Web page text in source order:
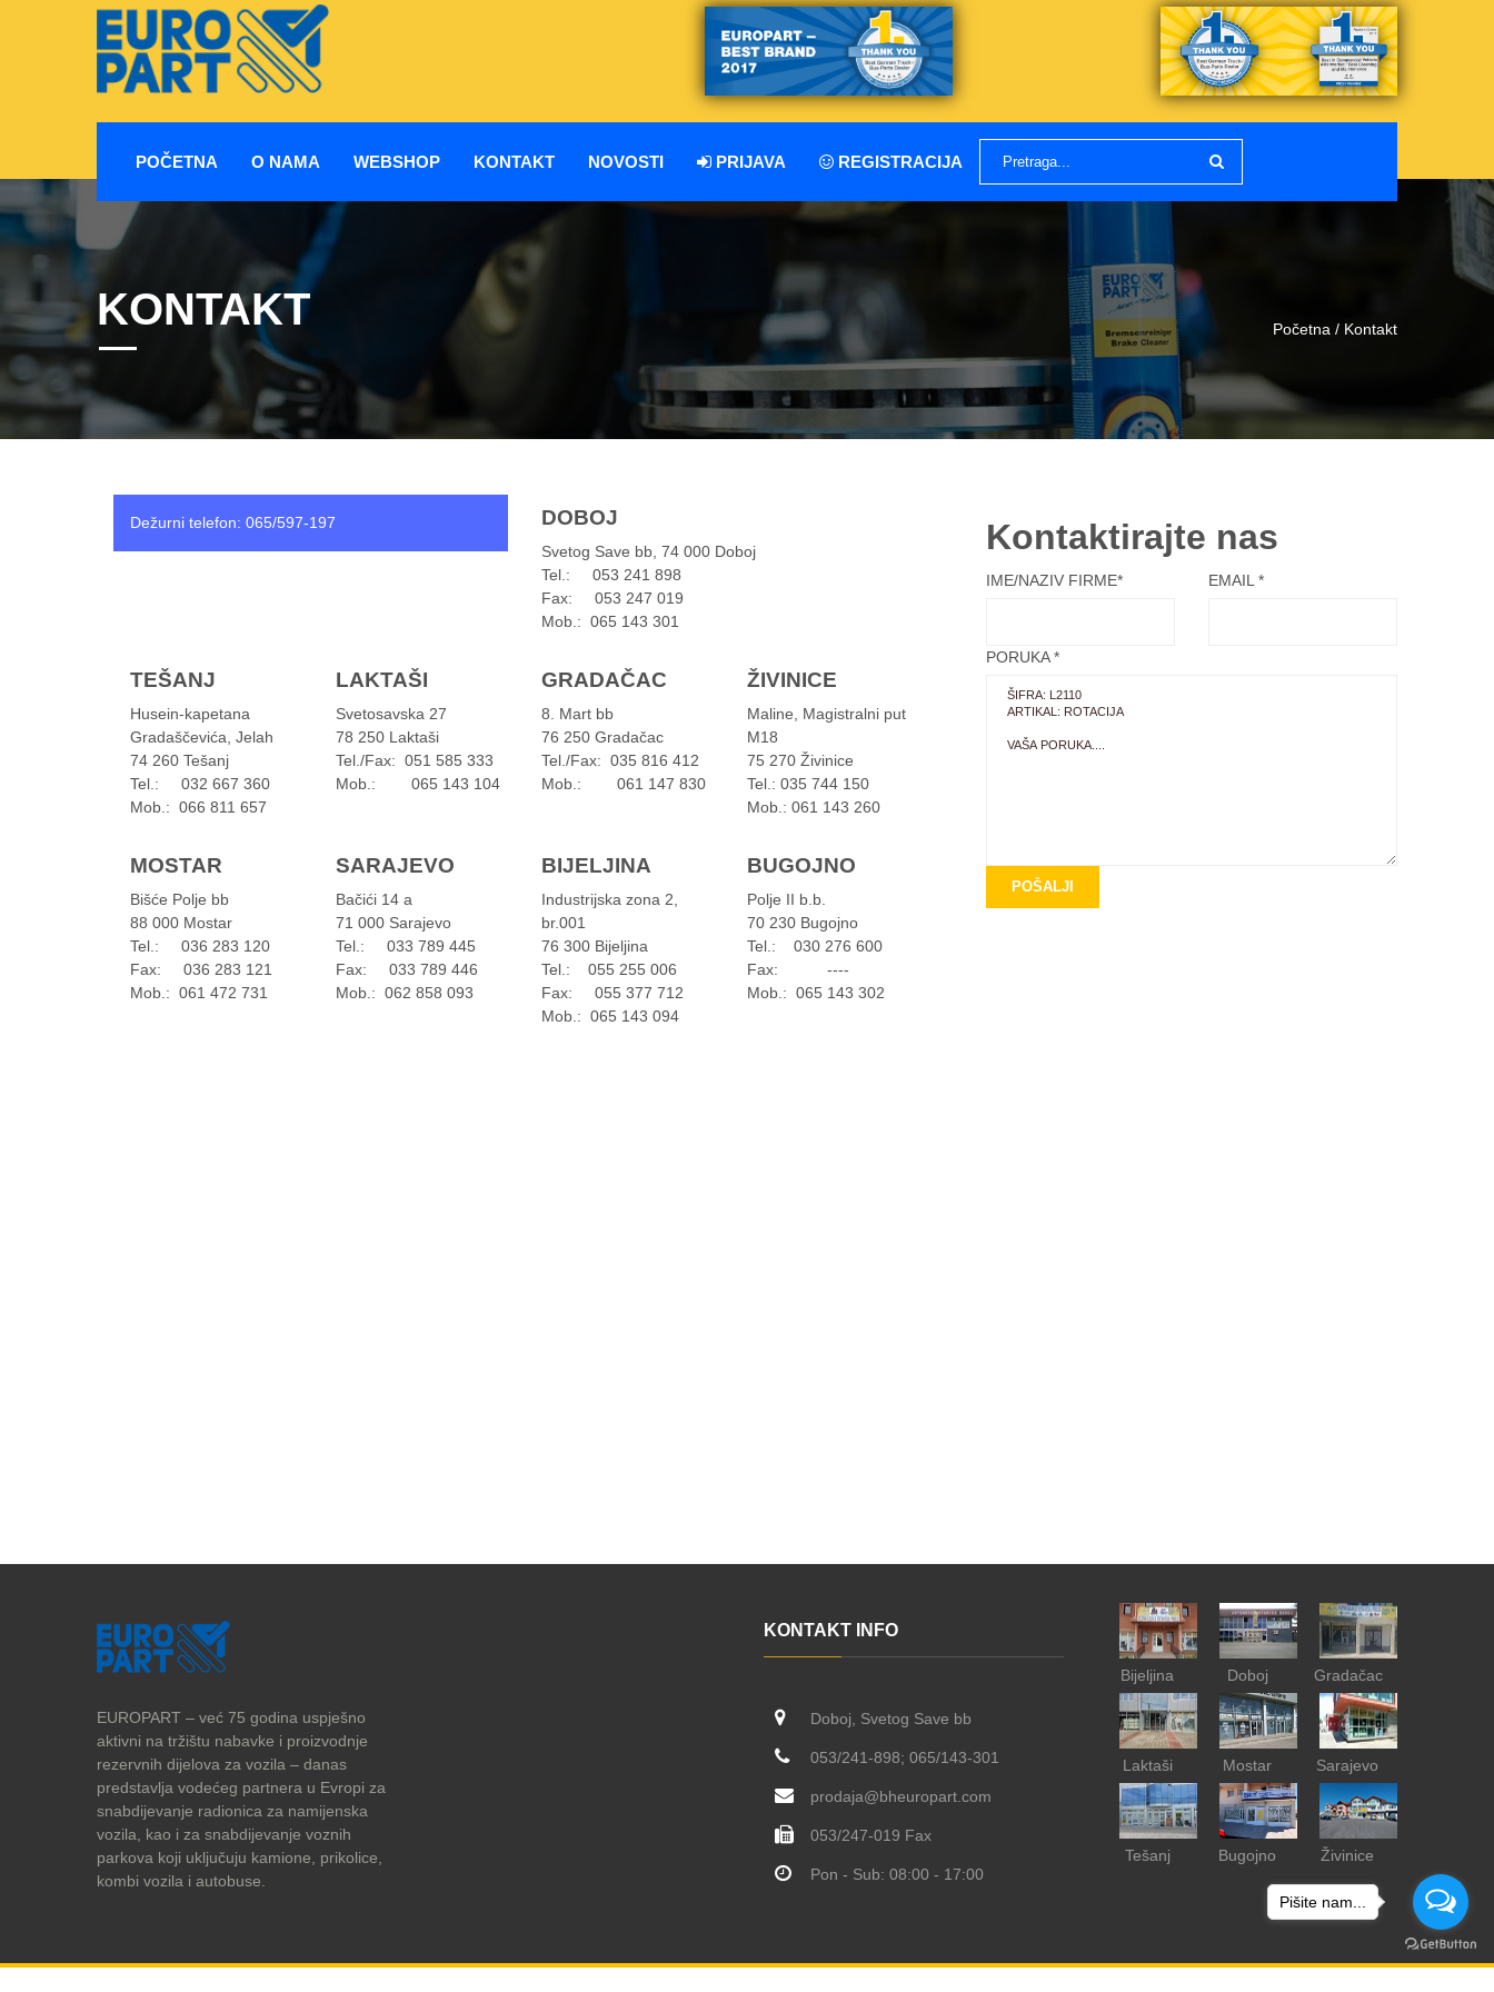
POČETNA O NAMA WEBSHOP KONTAKT NOVOSTI PRIJAVA REGISTRACIJA
KONTAKT Početna / Kontakt
Dežurni telefon: 065/597-197 DOBOJ
Svetog Save bb, 74 000 Doboj
Tel.: 053 241 898
Fax: 053 247 019
Mob.: 065 143 301
TEŠANJ
Husein-kapetana
Gradaščevića, Jelah
74 260 Tešanj
Tel.: 032 667 360
Mob.: 066 811 657
LAKTAŠI
Svetosavska 27
78 250 Laktaši
Tel./Fax: 051 585 333
Mob.: 065 143 104
GRADAČAC
8. Mart bb
76 250 Gradačac
Tel./Fax: 035 816 412
Mob.: 061 147 830
ŽIVINICE
Maline, Magistralni put
M18
75 270 Živinice
Tel.: 035 744 150
Mob.: 061 143 260
MOSTAR
Bišće Polje bb
88 000 Mostar
Tel.: 036 283 120
Fax: 036 283 121
Mob.: 061 472 731
SARAJEVO
Bačići 14 a
71 000 Sarajevo
Tel.: 033 789 445
Fax: 033 789 446
Mob.: 062 858 093
BIJELJINA
Industrijska zona 2,
br.001
76 300 Bijeljina
Tel.: 055 255 006
Fax: 055 377 712
Mob.: 065 143 094
BUGOJNO
Polje II b.b.
70 230 Bugojno
Tel.: 030 276 600
Fax: ----
Mob.: 065 143 302
Kontaktirajte nas
IME/NAZIV FIRME* EMAIL *
PORUKA *
EUROPART – već 75 godina uspješno
aktivni na tržištu nabavke i proizvodnje
rezervnih dijelova za vozila – danas
predstavlja vodećeg partnera u Evropi za
snabdijevanje radionica za namijenska
vozila, kao i za snabdijevanje voznih
parkova koji uključuju kamione, prikolice,
kombi vozila i autobuse.
KONTAKT INFO
Doboj, Svetog Save bb
053/241-898; 065/143-301
prodaja@bheuropart.com
053/247-019 Fax
Pon - Sub: 08:00 - 17:00
Bijeljina Doboj Gradačac
Laktaši Mostar Sarajevo
Tešanj Bugojno Živinice
Pišite nam...